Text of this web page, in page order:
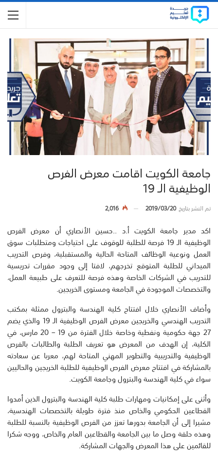
جامعة الكويت اقامت معرض الفرص
الوظيفية الـ 19
تم النشر بتاريخ2019/03/20
2,016
اكد مدير جامعة الكويت أ.د ..حسين الأنصاري أن معرض الفرص
الوظيفية الـ 19 فرصة للطلبة للوقوف على احتياجات ومتطلبات سوق
العمل ونوعية الوظائف المتاحة الحالية والمستقبلية، وفرص التدريب
الميداني للطلبة المتوقع تخرجهم، لافتا إلى وجود مقررات تدريسية
للتدريب في الشركات الخاصة وهذه فرصة للتعرف على طبيعة العمل،
والتخصصات الموجودة في الجامعة ومستوى الخريجين.
وأضاف الأنصاري خلال افتتاح كلية الهندسة والبترول ممثلة بمكتب
التدريب الهندسي والخريجين معرض الفرص الوظيفية الـ 19 والذي يضم
27 جهة حكومية ونفطية وخاصة خلال الفترة من 19 – 20 مارس، في
الكلية، إن الهدف من المعرض هو تعريف الطلبة والطالبات بالفرص
الوظيفية والتدريبية والتطوير المهني المتاحة لهم، معربا عن سعادته
بالمشاركة في افتتاح معرض الفرص الوظيفية للطلبة الخريجين والحاليين
سواء في كلية الهندسة والبترول وجامعة الكويت.
وأثنى على إمكانيات ومهارات طلبة كلية الهندسة والبترول الذين أمدوا
القطاعين الحكومي والخاص منذ فترة طويلة بالتخصصات الهندسية،
مشيرا إلى أن الجامعة بدورها تعزز من الفرص الوظيفية بالنسبة للطلبة
وهذه حلقة وصل ما بين الجامعة والقطاعين العام والخاص، ووجه شكرا
للقائمين على هذا المعرض والجهات المشاركة.